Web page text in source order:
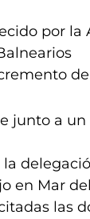
por la
junto a
en Mar
las